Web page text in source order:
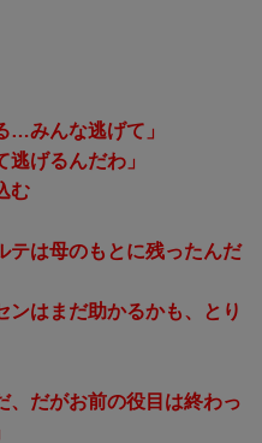
…みんな逃げて」
げるんだわ」
む
テは母のもとに残ったんだ
ンはまだ助かるかも、とり
だがお前の役目は終わっ